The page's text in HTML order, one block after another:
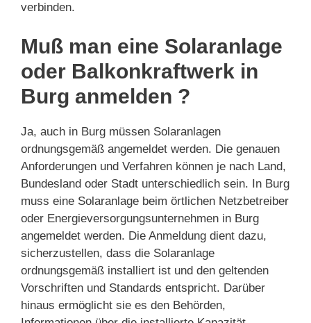
verbinden.
Muß man eine Solaranlage
oder Balkonkraftwerk in
Burg anmelden ?
Ja, auch in Burg müssen Solaranlagen
ordnungsgemäß angemeldet werden. Die genauen
Anforderungen und Verfahren können je nach Land,
Bundesland oder Stadt unterschiedlich sein. In Burg
muss eine Solaranlage beim örtlichen Netzbetreiber
oder Energieversorgungsunternehmen in Burg
angemeldet werden. Die Anmeldung dient dazu,
sicherzustellen, dass die Solaranlage
ordnungsgemäß installiert ist und den geltenden
Vorschriften und Standards entspricht. Darüber
hinaus ermöglicht sie es den Behörden,